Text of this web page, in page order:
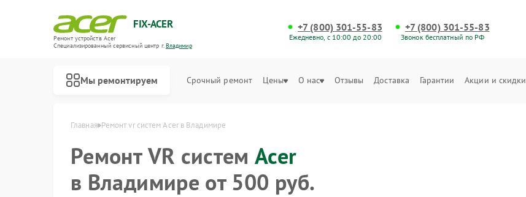
FIX-ACER
Ремонт устройств Acer
Специализированный cервисный центр г.Владимир
+7 (800) 301-55-83
Ежедневно, с 10:00 до 20:00
+7 (800) 301-55-83
Звонок бесплатный по РФ
Мы ремонтируем Срочный ремонт Цены О нас Отзывы Доставка Гарантии Акции и скидки
Главная Ремонт vr систем Acer в Владимире
Ремонт VR системAcer
в Владимире от 500 руб.